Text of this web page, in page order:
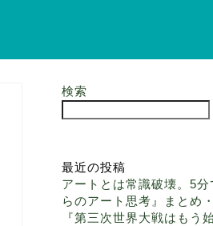
検索
最近の投稿
アートとは常識破壊。5
らのアート思考』まとめ
『第三次世界大戦はもう